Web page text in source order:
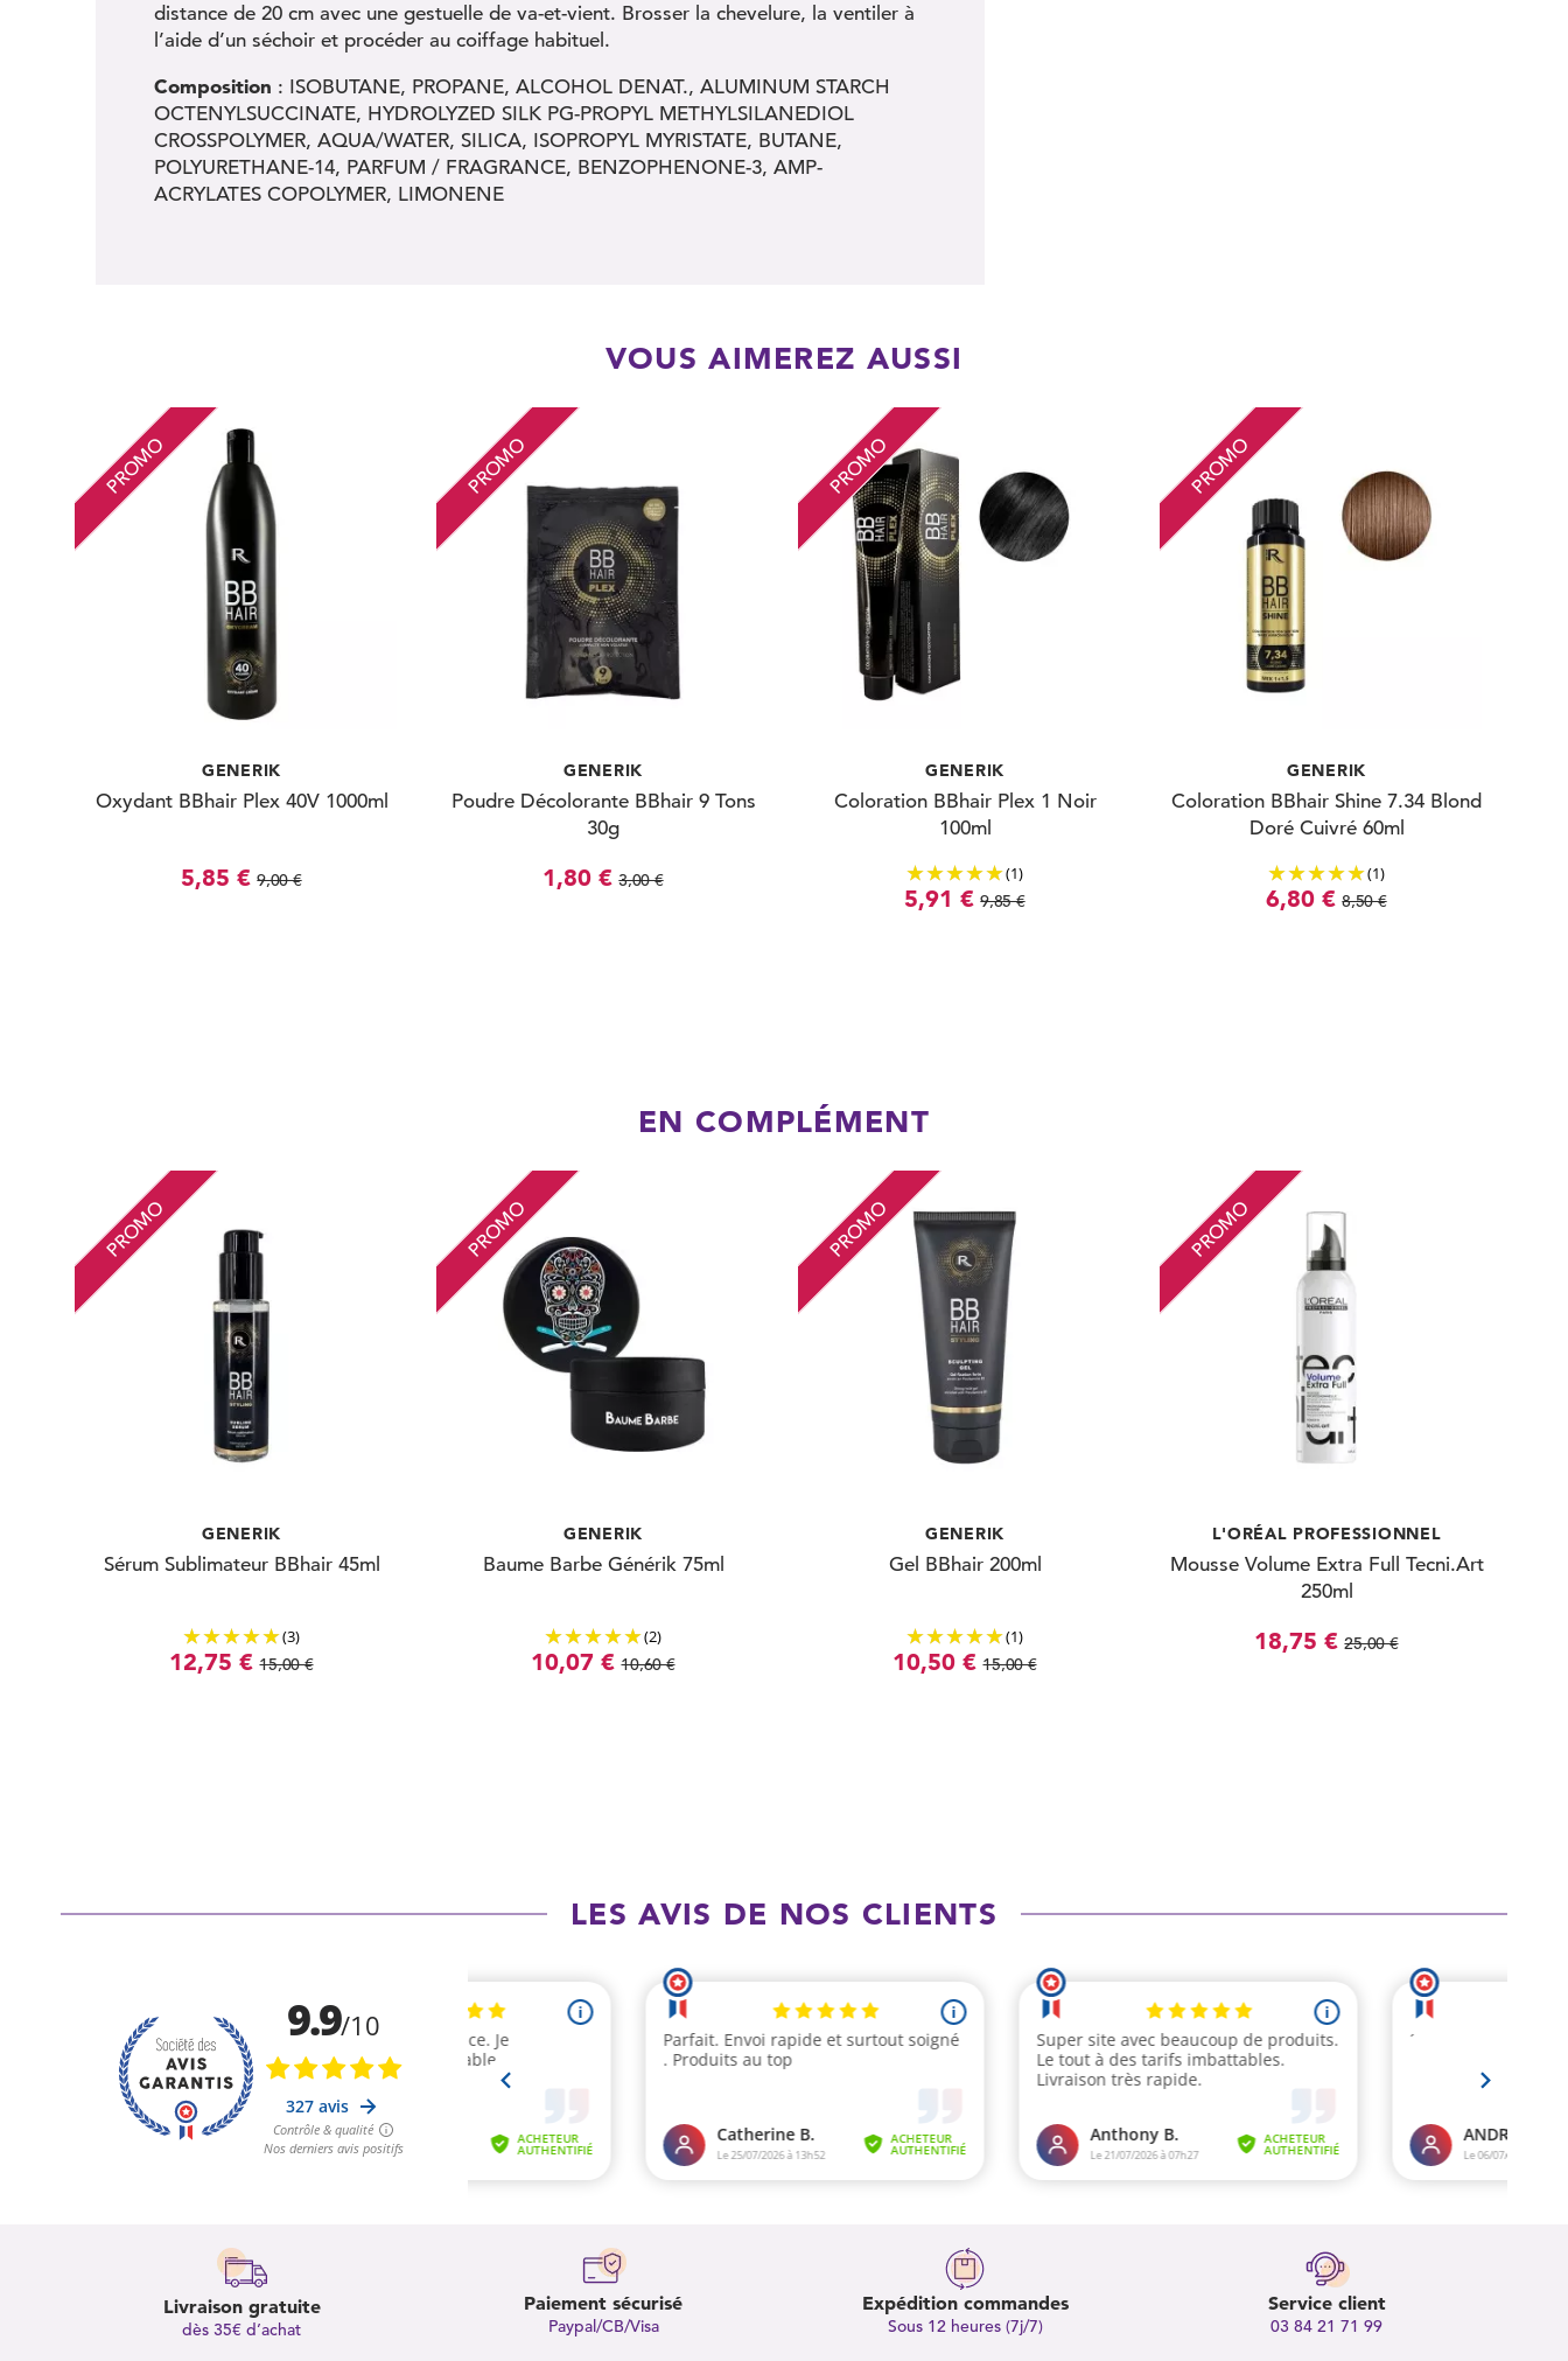
distance de 20 cm avec une gestuelle de va-et-vient. Brosser la chevelure, la ventiler à
l’aide d’un séchoir et procéder au coiffage habituel.
Composition : ISOBUTANE, PROPANE, ALCOHOL DENAT., ALUMINUM STARCH
OCTENYLSUCCINATE, HYDROLYZED SILK PG-PROPYL METHYLSILANEDIOL
CROSSPOLYMER, AQUA/WATER, SILICA, ISOPROPYL MYRISTATE, BUTANE,
POLYURETHANE-14, PARFUM / FRAGRANCE, BENZOPHENONE-3, AMP-
ACRYLATES COPOLYMER, LIMONENE
VOUS AIMEREZ AUSSI
PROMO
GENERIK
Oxydant BBhair Plex 40V 1000ml
5,85 € 9,00 €
PROMO
GENERIK
Poudre Décolorante BBhair 9 Tons
30g
1,80 € 3,00 €
PROMO
GENERIK
Coloration BBhair Plex 1 Noir
100ml
(1)
5,91 € 9,85 €
PROMO
GENERIK
Coloration BBhair Shine 7.34 Blond
Doré Cuivré 60ml
(1)
6,80 € 8,50 €
EN COMPLÉMENT
PROMO
GENERIK
Sérum Sublimateur BBhair 45ml
(3)
12,75 € 15,00 €
PROMO
GENERIK
Baume Barbe Générik 75ml
(2)
10,07 € 10,60 €
PROMO
GENERIK
Gel BBhair 200ml
(1)
10,50 € 15,00 €
PROMO
L'ORÉAL PROFESSIONNEL
Mousse Volume Extra Full Tecni.Art
250ml
18,75 € 25,00 €
LES AVIS DE NOS CLIENTS
Livraison gratuite
dès 35€ d’achat
Paiement sécurisé
Paypal/CB/Visa
Expédition commandes
Sous 12 heures (7j/7)
Service client
03 84 21 71 99